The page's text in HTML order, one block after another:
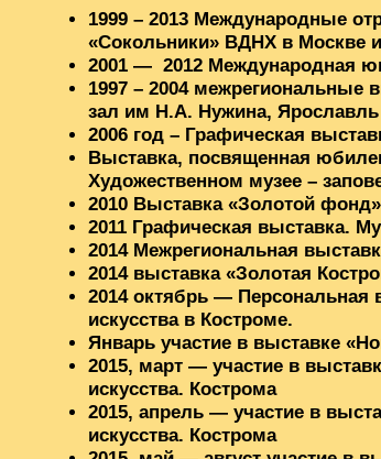
1999 – 2013 Международные
«Сокольники» ВДНХ в Москве
2001 — 2012 Международная
1997 – 2004 межрегиональные
зал им Н.А. Нужина, Ярославль
2006 год – Графическая
Выставка, посвященная
Художественном музее –
2010 Выставка «Золотой
2011 Графическая выставка.
2014 Межрегиональная
2014 выставка «Золотая
2014 октябрь — Персональная
искусства в Костроме.
Январь участие в выставке
2015, март — участие в
искусства. Кострома
2015, апрель — участие в
искусства. Кострома